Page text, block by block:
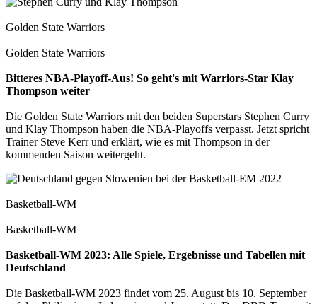
Golden State Warriors
Golden State Warriors
Bitteres NBA-Playoff-Aus! So geht's mit Warriors-Star Klay
Thompson weiter
Die Golden State Warriors mit den beiden Superstars Stephen Curry
und Klay Thompson haben die NBA-Playoffs verpasst. Jetzt spricht
Trainer Steve Kerr und erklärt, wie es mit Thompson in der
kommenden Saison weitergeht.
Basketball-WM
Basketball-WM
Basketball-WM 2023: Alle Spiele, Ergebnisse und Tabellen mit
Deutschland
Die Basketball-WM 2023 findet vom 25. August bis 10. September